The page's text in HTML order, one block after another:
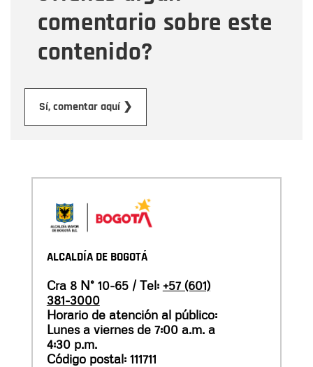
comentario sobre este
contenido?
Sí, comentar aquí ❯
ALCALDÍA DE BOGOTÁ
Cra 8 N° 10-65 / Tel: +57 (601)
381-3000
Horario de atención al público:
Lunes a viernes de 7:00 a.m. a
4:30 p.m.
Código postal: 111711